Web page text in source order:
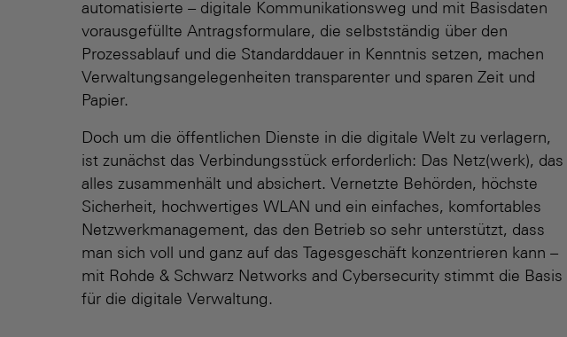
automatisierte – digitale Kommuni­kations­weg und mit Basisdaten
vorausgefüllte Antrags­formulare, die selbstständig über den
Prozess­ablauf und die Standarddauer in Kenntnis setzen, machen
Verwaltungs­angelegen­heiten transparenter und sparen Zeit und
Papier.
Doch um die öffentlichen Dienste in die digitale Welt zu verlagern,
ist zunächst das Verbindungsstück erforderlich: Das Netz(werk), das
alles zusammenhält und absichert. Vernetzte Behörden, höchste
Sicherheit, hochwertiges WLAN und ein einfaches, komfortables
Netzwerk­management, das den Betrieb so sehr unterstützt, dass
man sich voll und ganz auf das Tagesgeschäft konzentrieren kann –
mit Rohde & Schwarz Networks and Cybersecurity stimmt die Basis
für die digitale Verwaltung.